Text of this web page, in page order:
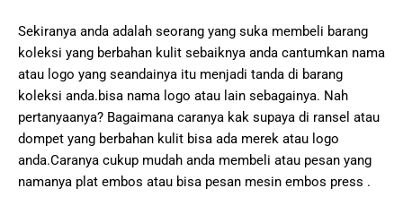
Sekiranya anda adalah seorang yang suka membeli barang
koleksi yang berbahan kulit sebaiknya anda cantumkan nama
atau logo yang seandainya itu menjadi tanda di barang
koleksi anda.bisa nama logo atau lain sebagainya. Nah
pertanyaanya? Bagaimana caranya kak supaya di ransel atau
dompet yang berbahan kulit bisa ada merek atau logo
anda.Caranya cukup mudah anda membeli atau pesan yang
namanya plat embos atau bisa pesan mesin embos press .